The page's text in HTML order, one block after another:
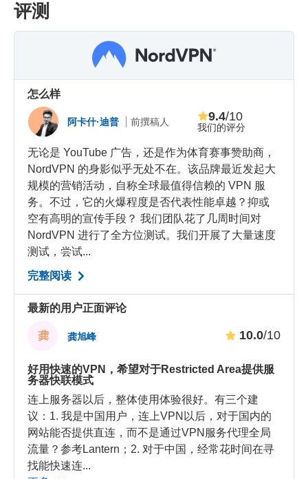
评测
怎么样
阿卡什·迪普 前撰稿人 我们的评分
9.4/10
无论是 YouTube 广告，还是作为体育赛事赞助商，
NordVPN 的身影似乎无处不在。该品牌最近发起大
规模的营销活动，自称全球最值得信赖的 VPN 服
务。不过，它的火爆程度是否代表性能卓越？抑或
空有高明的宣传手段？ 我们团队花了几周时间对
NordVPN 进行了全方位测试。我们开展了大量速度
测试，尝试...
完整阅读
最新的用户正面评论
龚 龚旭峰 10.0/10
好用快速的VPN，希望对于Restricted Area提供服
务器快联模式
连上服务器以后，整体使用体验很好。有三个建
议：1. 我是中国用户，连上VPN以后，对于国内的
网站能否提供直连，而不是通过VPN服务代理全局
流量？参考Lantern；2. 对于中国，经常花时间在寻
找能快速连...